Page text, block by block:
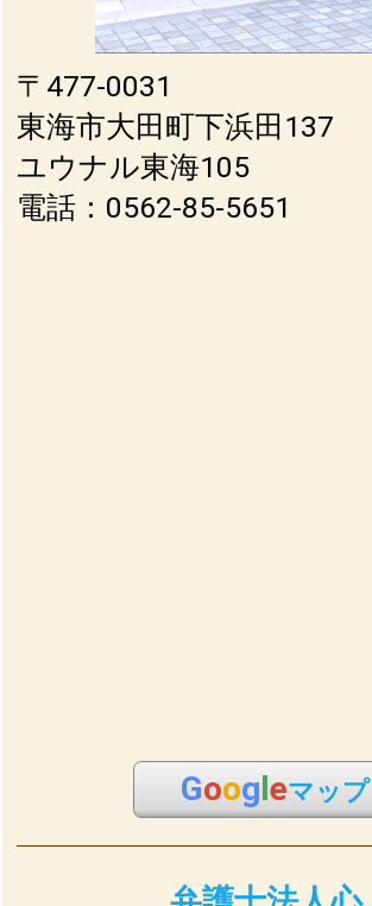
〒477-0031
東海市大田町下浜田137
ユウナル東海105
電話：0562-85-5651
Googleマップ